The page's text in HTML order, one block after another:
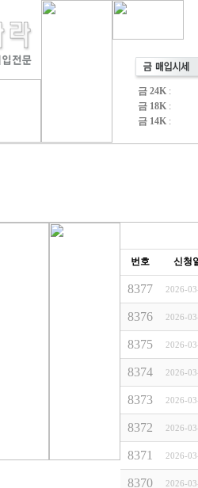
금 24K:
금 18K:
금 14K:
번호 신청
8377 2026-
8376 2026-
8375 2026-
8374 2026-
8373 2026-
8372 2026-
8371 2026-
8370 2026-